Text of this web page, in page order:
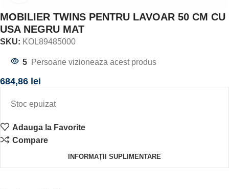
MOBILIER TWINS PENTRU LAVOAR 50 CM CU
USA NEGRU MAT
SKU: KOL89485000
5 Persoane vizioneaza acest produs
684,86 lei
Stoc epuizat
Adauga la Favorite
Compare
INFORMAȚII SUPLIMENTARE